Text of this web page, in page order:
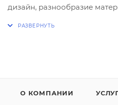
дизайн, разнообразие
Многие дизайнеры отмечают,
О КОМПАНИИ